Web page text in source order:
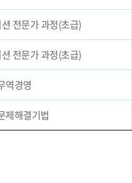
전문가 과정(초급)
전문가 과정(초급)
역경영
제해결기법